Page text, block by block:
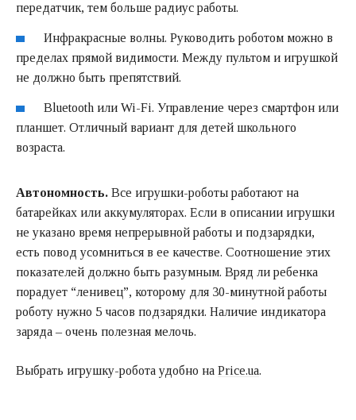
передатчик, тем больше радиус работы.
Инфракрасные волны. Руководить роботом можно в
пределах прямой видимости. Между пультом и игрушкой
не должно быть препятствий.
Bluetooth или Wi-Fi. Управление через смартфон или
планшет. Отличный вариант для детей школьного
возраста.
Автономность. Все игрушки-роботы работают на
батарейках или аккумуляторах. Если в описании игрушки
не указано время непрерывной работы и подзарядки,
есть повод усомниться в ее качестве. Соотношение этих
показателей должно быть разумным. Вряд ли ребенка
порадует “ленивец”, которому для 30-минутной работы
роботу нужно 5 часов подзарядки. Наличие индикатора
заряда – очень полезная мелочь.
Выбрать игрушку-робота удобно на Рrice.ua.